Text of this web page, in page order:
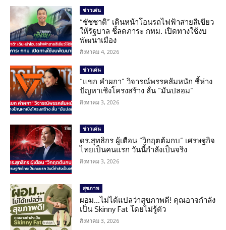
ข่าวเด่น
“ชัชชาติ” เดินหน้าโอนรถไฟฟ้าสายสีเขียว
ให้รัฐบาล ชี้ลดภาระ กทม. เปิดทางใช้งบ
พัฒนาเมือง
สิงหาคม 4, 2026
ข่าวเด่น
“แขก คำผกา” วิจารณ์พรรคส้มหนัก ชี้ห่าง
ปัญหาเชิงโครงสร้าง ลั่น “มันปลอม”
สิงหาคม 3, 2026
ข่าวเด่น
ดร.สุทธิกร ผู้เตือน “วิกฤตต้มกบ” เศรษฐกิจ
ไทยเป็นคนแรก วันนี้กำลังเป็นจริง
สิงหาคม 3, 2026
สุขภาพ
ผอม…ไม่ได้แปลว่าสุขภาพดี! คุณอาจกำลัง
เป็น Skinny Fat โดยไม่รู้ตัว
สิงหาคม 3, 2026